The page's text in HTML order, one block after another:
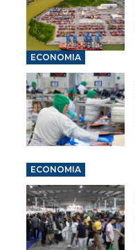
ECONOMIA
ECONOMIA